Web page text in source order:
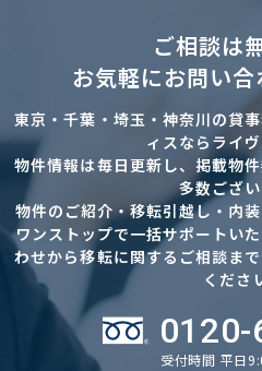
ご相談は
お気軽にお問い合
東京・千葉・埼玉・神奈川の貸
ィスならライヴ
物件情報は毎日更新し、掲載物
多数ござい
物件のご紹介・移転引越し・内
ワンストップで一括サポートい
わせから移転に関するご相談ま
くださ
受付時間 平日